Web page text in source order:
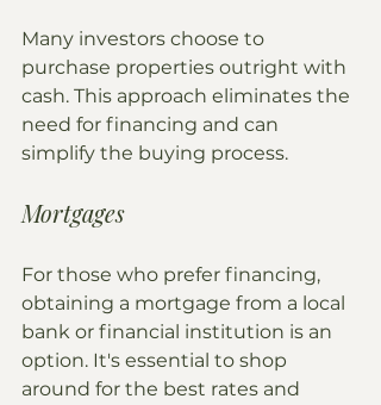
Many investors choose to
purchase properties outright with
cash. This approach eliminates the
need for financing and can
simplify the buying process.
Mortgages
For those who prefer financing,
obtaining a mortgage from a local
bank or financial institution is an
option. It's essential to shop
around for the best rates and